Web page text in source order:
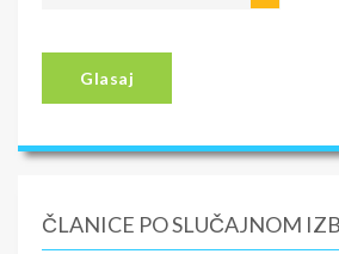
Glasaj
ČLANICE PO SLUČAJNOM